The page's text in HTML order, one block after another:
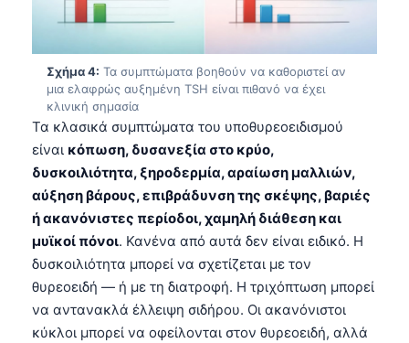
Σχήμα 4: Τα συμπτώματα βοηθούν να καθοριστεί αν
μια ελαφρώς αυξημένη TSH είναι πιθανό να έχει
κλινική σημασία
Τα κλασικά συμπτώματα του υποθυρεοειδισμού
είναι κόπωση, δυσανεξία στο κρύο,
δυσκοιλιότητα, ξηροδερμία, αραίωση μαλλιών,
αύξηση βάρους, επιβράδυνση της σκέψης, βαριές
ή ακανόνιστες περίοδοι, χαμηλή διάθεση και
μυϊκοί πόνοι. Κανένα από αυτά δεν είναι ειδικό. Η
δυσκοιλιότητα μπορεί να σχετίζεται με τον
θυρεοειδή — ή με τη διατροφή. Η τριχόπτωση μπορεί
να αντανακλά έλλειψη σιδήρου. Οι ακανόνιστοι
κύκλοι μπορεί να οφείλονται στον θυρεοειδή, αλλά